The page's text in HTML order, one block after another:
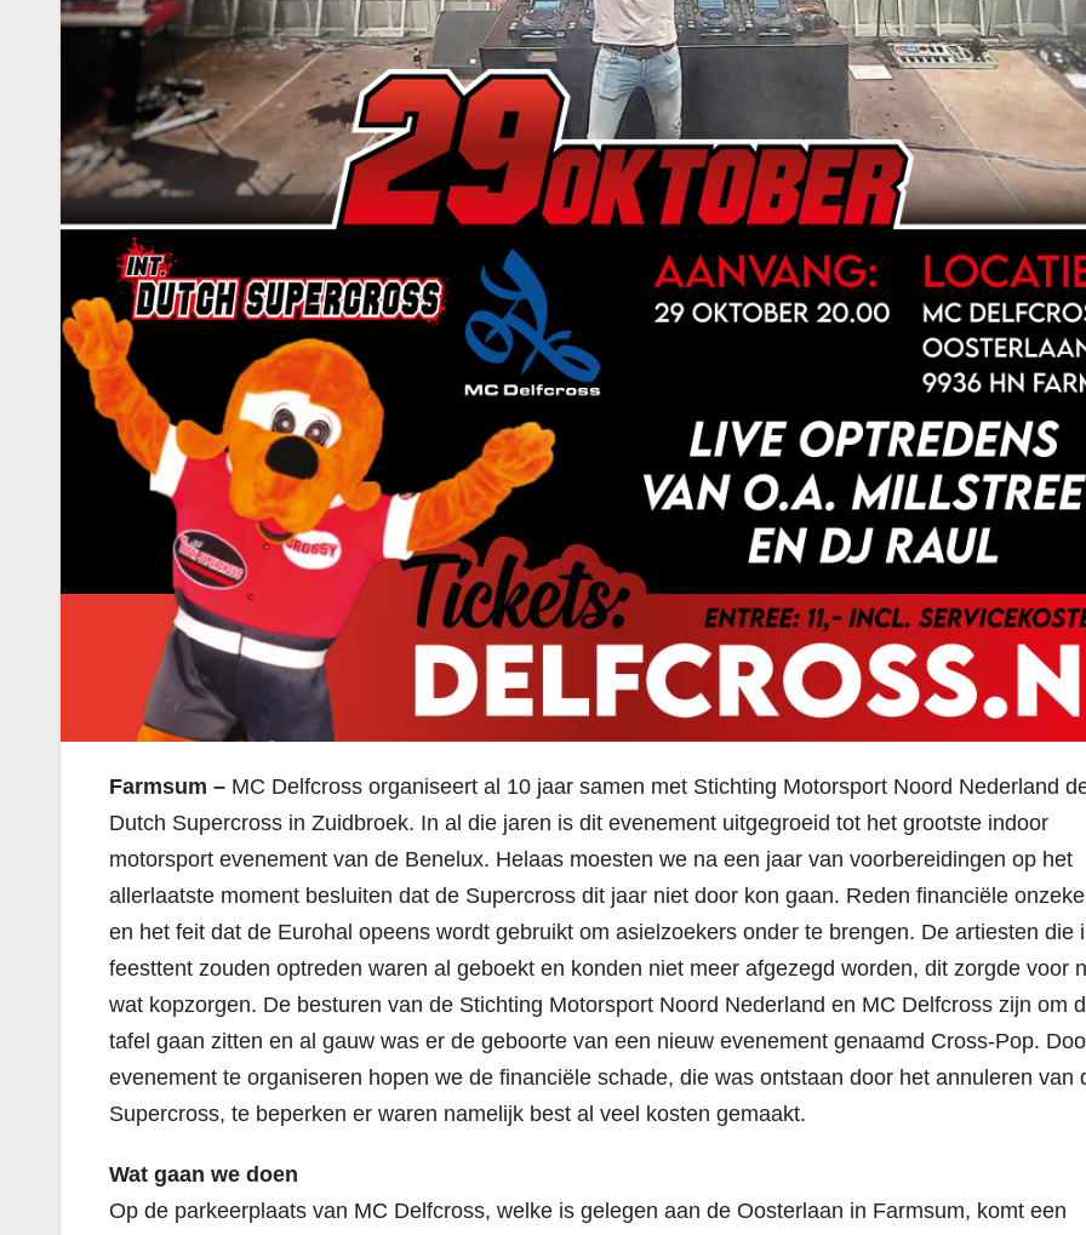
Farmsum – MC Delfcross organiseert al 10 jaar samen met Stichting Motorsport Noord Nederland
Dutch Supercross in Zuidbroek. In al die jaren is dit evenement uitgegroeid tot het grootste indoor
motorsport evenement van de Benelux. Helaas moesten we na een jaar van voorbereidingen op het
allerlaatste moment besluiten dat de Supercross dit jaar niet door kon gaan. Reden financiële
en het feit dat de Eurohal opeens wordt gebruikt om asielzoekers onder te brengen. De artiesten die
feesttent zouden optreden waren al geboekt en konden niet meer afgezegd worden, dit zorgde voor
wat kopzorgen. De besturen van de Stichting Motorsport Noord Nederland en MC Delfcross zijn om
tafel gaan zitten en al gauw was er de geboorte van een nieuw evenement genaamd Cross-Pop.
evenement te organiseren hopen we de financiële schade, die was ontstaan door het annuleren van
Supercross, te beperken er waren namelijk best al veel kosten gemaakt.
Wat gaan we doen
Op de parkeerplaats van MC Delfcross, welke is gelegen aan de Oosterlaan in Farmsum, komt een